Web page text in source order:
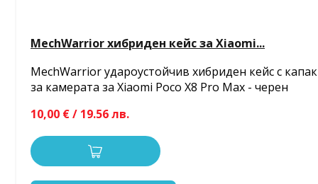
MechWarrior хибриден кейс за Xiaomi...
MechWarrior удароустойчив хибриден кейс с капак
за камерата за Xiaomi Poco X8 Pro Max - черен
10,00 € / 19.56 лв.